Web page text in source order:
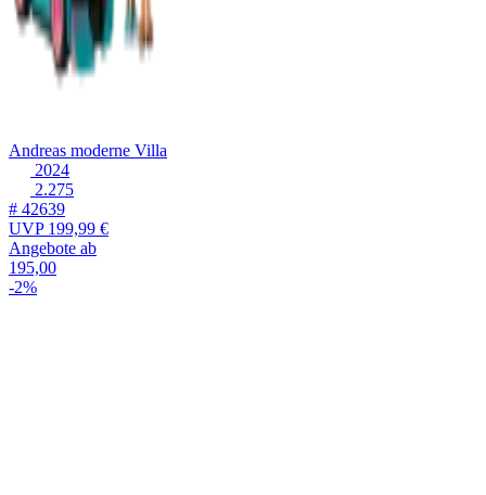
Andreas moderne Villa
2024
2.275
# 42639
UVP199,99 €
Angebote ab
195,00
-2%